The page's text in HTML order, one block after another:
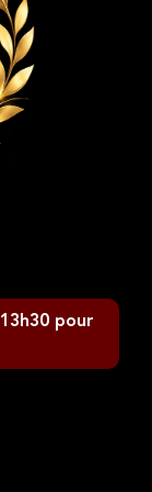
pour